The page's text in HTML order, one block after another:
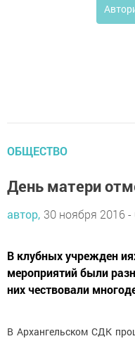
ОБЩЕСТВО
День матери
автор, 30 ноября 2016 -
В клубных учрежден
мероприятий были
них чествовали
В Архангельском СДК